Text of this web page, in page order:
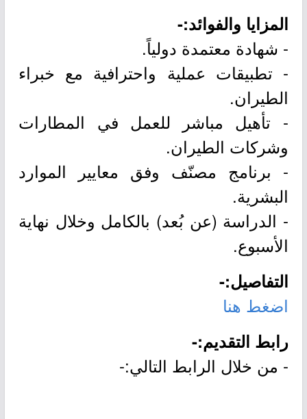
المزايا والفوائد:-
- شهادة معتمدة دولياً.
- تطبيقات عملية واحترافية مع خبراء
الطيران.
- تأهيل مباشر للعمل في المطارات
وشركات الطيران.
- برنامج مصنّف وفق معايير الموارد
البشرية.
- الدراسة (عن بُعد) بالكامل وخلال نهاية
الأسبوع.
التفاصيل:-
اضغط هنا
رابط التقديم:-
- من خلال الرابط التالي:-